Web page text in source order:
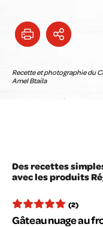
Recette et photographie du
Amel Btaila
Des recettes
avec les produits
(2)
Gâteau nuage au